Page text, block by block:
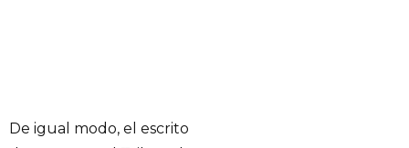
De igual modo, el escrito